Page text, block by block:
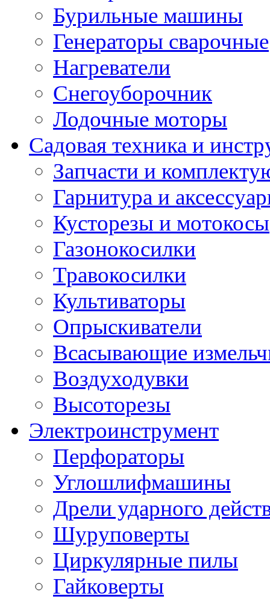
Бурильные машины
Генераторы сварочные
Нагреватели
Снегоуборочник
Лодочные моторы
Садовая техника и
Запчасти и
Гарнитура и
Кусторезы и мотокосы
Газонокосилки
Травокосилки
Культиваторы
Опрыскиватели
Всасывающие
Воздуходувки
Высоторезы
Электроинструмент
Перфораторы
Углошлифмашины
Дрели ударного
Шуруповерты
Циркулярные пилы
Гайковерты